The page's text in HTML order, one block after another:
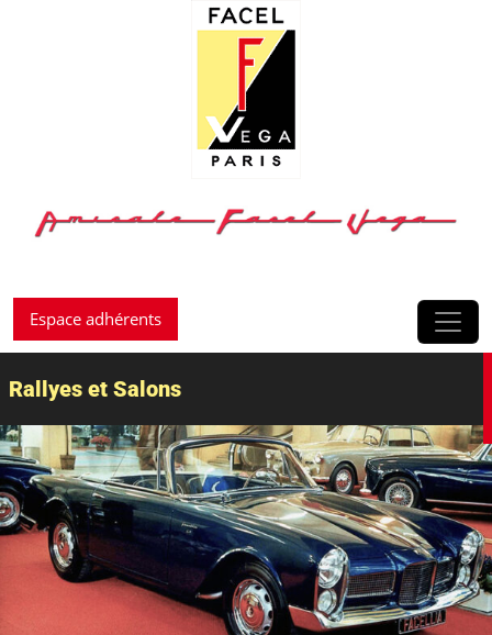
Espace adhérents
Passer au contenu
Rallyes et Salons